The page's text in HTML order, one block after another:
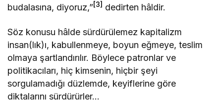
budalasına, diyoruz,” [3] dedirten hâldir.
Söz konusu hâlde sürdürülemez kapitalizm
insan(lık)ı, kabullenmeye, boyun eğmeye, teslim
olmaya şartlandırılır. Böylece patronlar ve
politikacıları, hiç kimsenin, hiçbir şeyi
sorgulamadığı düzlemde, keyiflerine göre
diktalarını sürdürürler…